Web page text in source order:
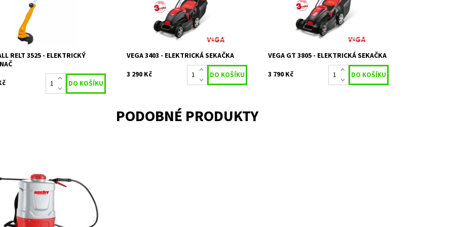
656
RIWALL
2 roky / prodloužená
RELT 3525 - ELEKTRICKÝ
VeGA
2 roky / prodloužená
záruka 3 roky
VEGA 3403 - ELEKTRICKÁ SEKAČKA
3 290 Kč
VeGA
2 roky / prodloužená
záruka 3 roky
VEGA GT 3805 - ELEKTRICKÁ SEKAČKA
3 790 Kč
PODOBNÉ PRODUKTY
tlakový postřikovač.
40V. Nádrž 15 l. Baterie a
nejsou součástí balení.
Skladem 1
17426